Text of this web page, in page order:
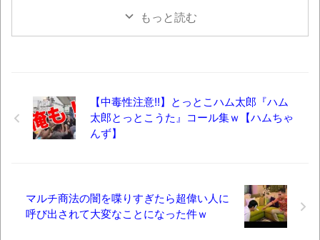
もっと読む
【中毒性注意!!】とっとこハム太郎『ハム
太郎とっとこうた』コール集ｗ【ハムちゃ
んず】
マルチ商法の闇を喋りすぎたら超偉い人に
呼び出されて大変なことになった件ｗ